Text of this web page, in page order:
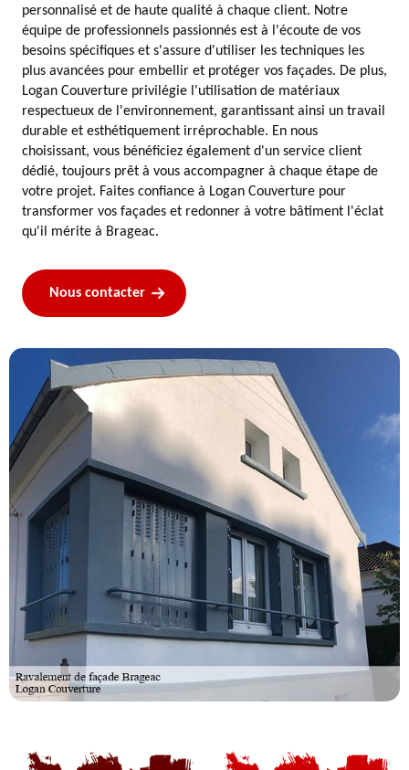
personnalisé et de haute qualité à chaque client. Notre
équipe de professionnels passionnés est à l'écoute de vos
besoins spécifiques et s'assure d'utiliser les techniques les
plus avancées pour embellir et protéger vos façades. De plus,
Logan Couverture privilégie l'utilisation de matériaux
respectueux de l'environnement, garantissant ainsi un travail
durable et esthétiquement irréprochable. En nous
choisissant, vous bénéficiez également d'un service client
dédié, toujours prêt à vous accompagner à chaque étape de
votre projet. Faites confiance à Logan Couverture pour
transformer vos façades et redonner à votre bâtiment l'éclat
qu'il mérite à Brageac.
Nous contacter